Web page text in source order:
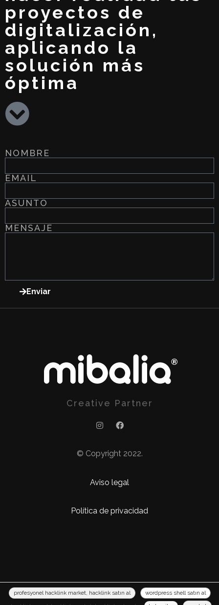
proyectos de
digitalización,
aplicando la
solución más
óptima
NOMBRE
EMAIL
ASUNTO
MENSAJE
Enviar
Creative Partner
© Copyright 2022.
Aviso legal
Política de privacidad
profesyonel hacklink market, hacklink satın al wordpress shell satın al